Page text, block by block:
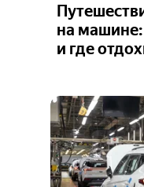
на машине:
и где